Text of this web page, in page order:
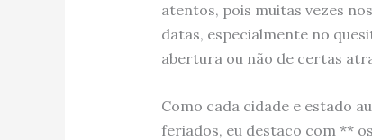
atentos, pois muitas vezes
datas, especialmente no
abertura ou não de certas
Como cada cidade e estado
feriados, eu destaco com **